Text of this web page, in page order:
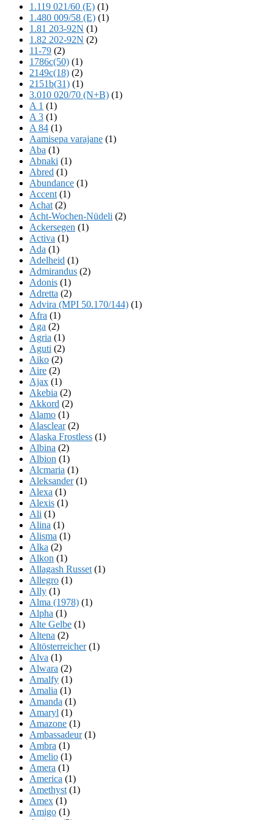
1.119 021/60 (E) (1)
1.480 009/58 (E) (1)
1.81 203-92N (1)
1.82 202-92N (2)
11-79 (2)
1786c(50) (1)
2149c(18) (2)
2151b(31) (1)
3.010 020/70 (N+B) (1)
A 1 (1)
A 3 (1)
A 84 (1)
Aamisepa varajane (1)
Aba (1)
Abnaki (1)
Abred (1)
Abundance (1)
Accent (1)
Achat (2)
Acht-Wochen-Nüdeli (2)
Ackersegen (1)
Activa (1)
Ada (1)
Adelheid (1)
Admirandus (2)
Adonis (1)
Adretta (2)
Advira (MPI 50.170/144) (1)
Afra (1)
Aga (2)
Agria (1)
Aguti (2)
Aiko (2)
Aire (2)
Ajax (1)
Akebia (2)
Akkord (2)
Alamo (1)
Alasclear(2)
Alaska Frostless (1)
Albina (2)
Albion (1)
Alcmaria (1)
Aleksander(1)
Alexa (1)
Alexis (1)
Ali (1)
Alina (1)
Alisma (1)
Alka (2)
Alkon (1)
Allagash Russet (1)
Allegro (1)
Ally (1)
Alma (1978) (1)
Alpha (1)
Alte Gelbe (1)
Altena (2)
Altösterreicher(1)
Alva (1)
Alwara (2)
Amalfy (1)
Amalia (1)
Amanda (1)
Amaryl (1)
Amazone (1)
Ambassadeur(1)
Ambra (1)
Amelio (1)
Amera (1)
America (1)
Amethyst (1)
Amex (1)
Amigo (1)